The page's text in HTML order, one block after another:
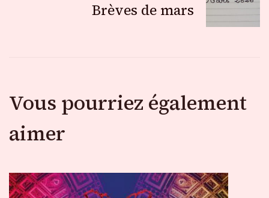
articlesBrèves de mars
Vous pourriez également
aimer